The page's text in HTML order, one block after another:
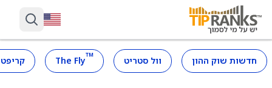
חדשות שוק ההון וול סטריט ™
The Fly